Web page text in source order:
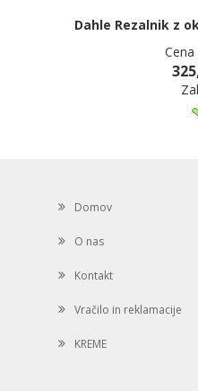
Dahle Rezalnik z
Cena
Domov
O nas
Kontakt
Vračilo in reklamacije
KREME